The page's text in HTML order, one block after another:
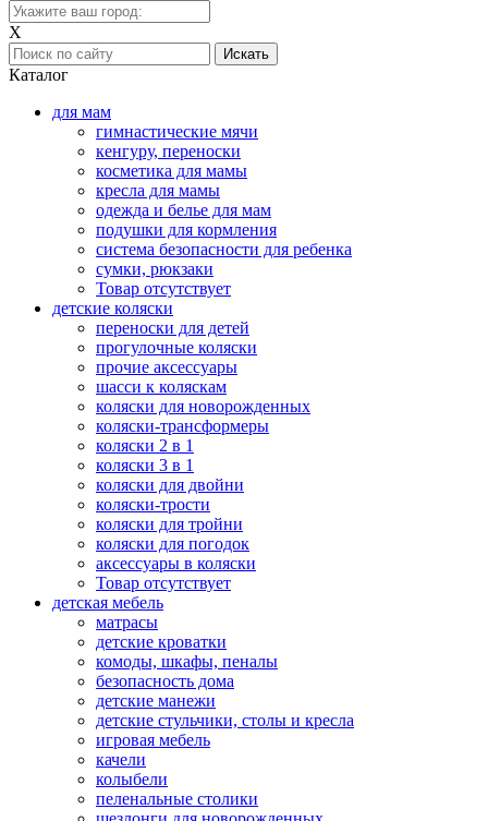
X
Каталог
для мам
гимнастические мячи
кенгуру, переноски
косметика для мамы
кресла для мамы
одежда и белье для мам
подушки для кормления
система безопасности для ребенка
сумки, рюкзаки
Товар отсутствует
детские коляски
переноски для детей
прогулочные коляски
прочие аксессуары
шасси к коляскам
коляски для новорожденных
коляски-трансформеры
коляски 2 в 1
коляски 3 в 1
коляски для двойни
коляски-трости
коляски для тройни
коляски для погодок
аксессуары в коляски
Товар отсутствует
детская мебель
матрасы
детские кроватки
комоды, шкафы, пеналы
безопасность дома
детские манежи
детские стульчики, столы и кресла
игровая мебель
качели
колыбели
пеленальные столики